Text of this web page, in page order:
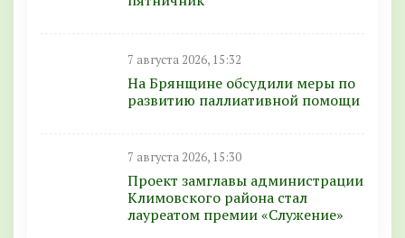
7 августа 2026, 15:32
На Брянщине обсудили меры по
развитию паллиативной помощи
7 августа 2026, 15:30
Проект замглавы администрации
Климовского района стал
лауреатом премии «Служение»